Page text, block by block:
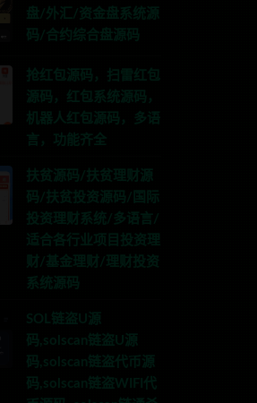
盘/外汇/资金盘系统源
码/合约综合盘源码
抢红包源码，扫雷红包
源码，红包系统源码，
机器人红包源码，多语
言，功能齐全
扶贫源码/扶贫理财源
码/扶贫投资源码/国际
投资理财系统/多语言/
适合各行业项目投资理
财/基金理财/理财投资
系统源码
SOL链盗U源
码,solscan链盗U源
码,solscan链盗代币源
码,solscan链盗WIFI代